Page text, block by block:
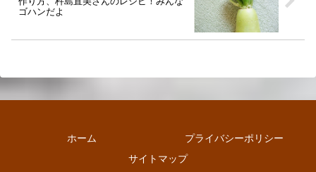
ゴハンだよ
ホーム
プライバシーポリシー
サイトマップ